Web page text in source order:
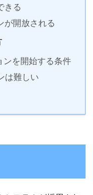
きる
が開放される
ンを開始する条件
は難しい